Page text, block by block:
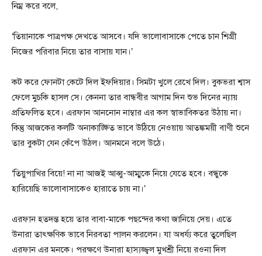
নিম্র করে বলে,
‘তিয়ানাকে পাত্রপক্ষ দেখতে আসবে। যদি ভালোবাসাকে পেতে চান শিগ্রী
নিজের পরিবার নিয়ে তার বাসায় যান।’
কট করে ফোনটা কেটে দিল ইফদিয়ার। সিমটা খুলে রেখে দিল। বুকভরা শ্বাস
ফেলে মুচকি হাসল সে। কেননা তার বান্ধবীর আগাম দিন শুভ দিনের ন্যায়
প্রতিফলিত হবে। এরফান আননোন নাম্বার এর কল স্বাভাবিকতর উঠায় না।
কিন্তু আজকের কলটি অনাকাঙ্ক্ষিত ভাবে উঠিয়ে নেওয়ায় আতঙ্কময়ী বাণী শুনে
তার বুকটা যেন কেঁপে উঠল। আনমনে বলে উঠে।
‘তিয়ুপাখির বিয়ে! না না আজই আব্বু-আম্মুকে নিয়ে যেতে হবে। বন্ধুকে
হারিয়েছি ভালোবাসাকেও হারাতে চায় না।’
এরফান হতদন্ত হয়ে তার বাবা-মাকে পছন্দের কথা জানিয়ে দেয়। এতে
উনারা তাৎক্ষণিক ভাবে নিরবতা পালন করলেন। যা অধর্য্য করে তুলেছিল
এরফান এর মনকে। পরক্ষণে উনারা হাস্যজ্জ্বল মুখশ্রী নিয়ে রওনা দিল